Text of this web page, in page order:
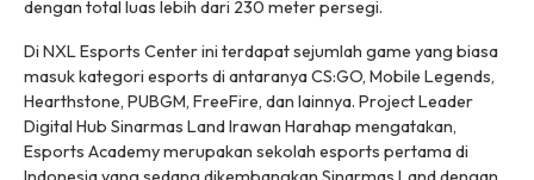
dengan total luas lebih dari 230 meter persegi.
Di NXL Esports Center ini terdapat sejumlah game yang biasa
masuk kategori esports di antaranya CS:GO, Mobile Legends,
Hearthstone, PUBGM, FreeFire, dan lainnya. Project Leader
Digital Hub Sinarmas Land Irawan Harahap mengatakan,
Esports Academy merupakan sekolah esports pertama di